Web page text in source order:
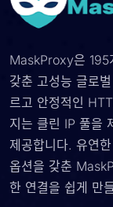
MaskProxy은 195
갖춘 고성능 글로
르고 안정적인
지는 클린 IP 풀을
제공합니다. 유연
옵션을 갖춘
한 연결을 쉽게 만